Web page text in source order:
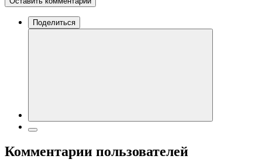
Поделиться
Комментарии пользователей